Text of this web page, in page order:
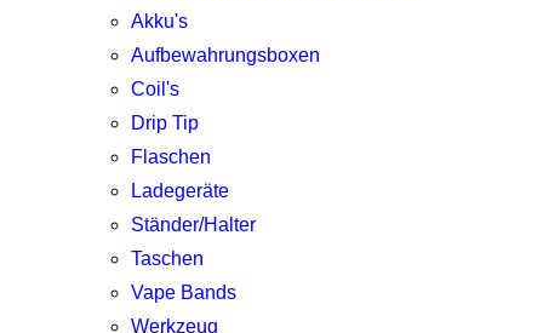
Akku's
Aufbewahrungsboxen
Coil's
Drip Tip
Flaschen
Ladegeräte
Ständer/Halter
Taschen
Vape Bands
Werkzeug